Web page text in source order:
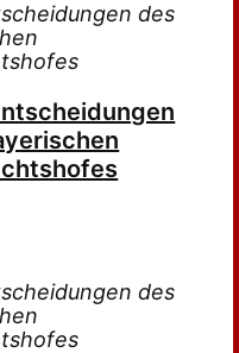
des
des